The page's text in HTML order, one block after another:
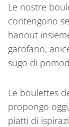
Le nostre
contengono
hanout
garofano,
sugo di
Le boulettes
propongo
piatti di